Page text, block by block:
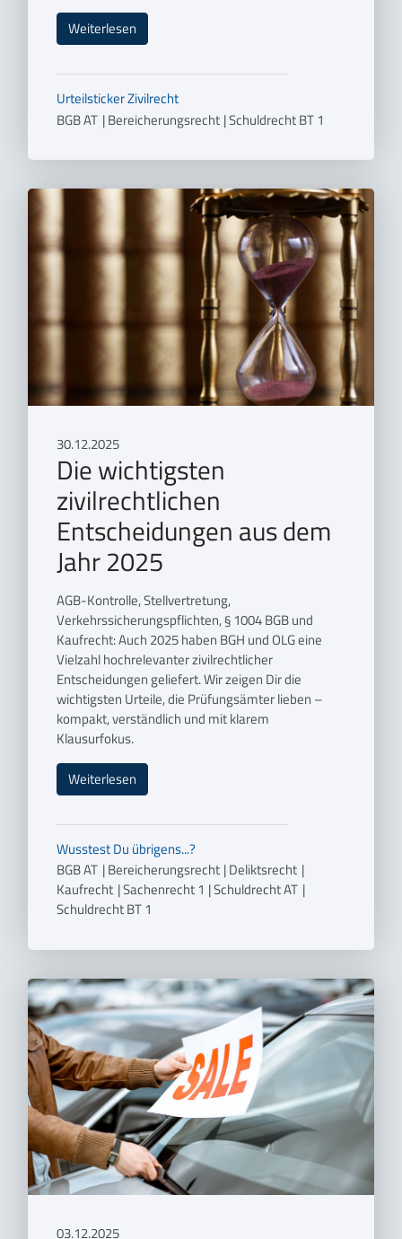
Weiterlesen
UrteilstickerZivilrecht
BGB AT |Bereicherungsrecht |Schuldrecht BT 1
30.12.2025
Die wichtigsten
zivilrechtlichen
Entscheidungen aus dem
Jahr 2025
AGB-Kontrolle, Stellvertretung,
Verkehrssicherungspflichten, § 1004 BGB und
Kaufrecht: Auch 2025 haben BGH und OLG eine
Vielzahl hochrelevanter zivilrechtlicher
Entscheidungen geliefert. Wir zeigen Dir die
wichtigsten Urteile, die Prüfungsämter lieben –
kompakt, verständlich und mit klarem
Klausurfokus.
Weiterlesen
Wusstest Du übrigens...?
BGB AT |Bereicherungsrecht |Deliktsrecht |
Kaufrecht |Sachenrecht 1 |Schuldrecht AT |
Schuldrecht BT 1
03.12.2025